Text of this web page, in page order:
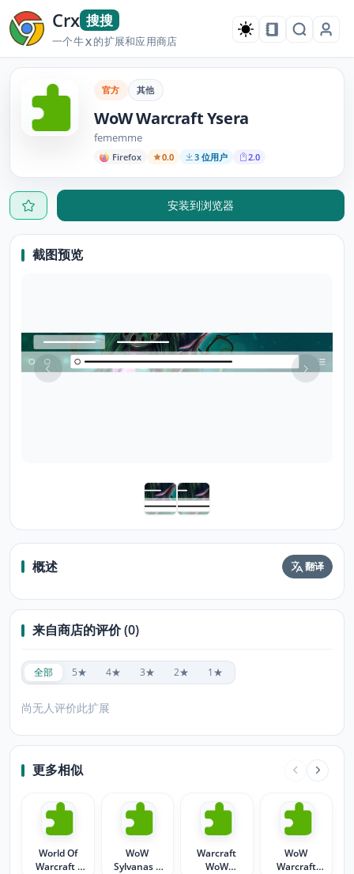
Crx 搜搜
一个牛X的扩展和应用商店
官方 其他
WoW Warcraft Ysera
fememme
Firefox 0.0 3 位用户 2.0
安装到浏览器
截图预览
概述 翻译
来自商店的评价 (0)
全部 5★ 4★ 3★ 2★ 1★
尚无人评价此扩展
更多相似
World Of
Warcraft -
WoW
Sylvanas 2
Warcraft
WoW
WoW
Warcraft